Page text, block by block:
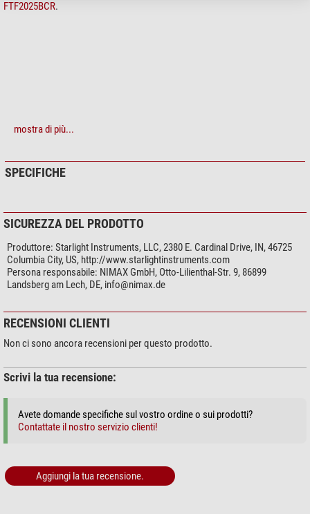
FTF2025BCR.
mostra di più...
SPECIFICHE
SICUREZZA DEL PRODOTTO
Produttore: Starlight Instruments, LLC, 2380 E. Cardinal Drive, IN, 46725
Columbia City, US, http://www.starlightinstruments.com
Persona responsabile: NIMAX GmbH, Otto-Lilienthal-Str. 9, 86899
Landsberg am Lech, DE, info@nimax.de
RECENSIONI CLIENTI
Non ci sono ancora recensioni per questo prodotto.
Scrivi la tua recensione:
Avete domande specifiche sul vostro ordine o sui prodotti?
Contattate il nostro servizio clienti!
Aggiungi la tua recensione.